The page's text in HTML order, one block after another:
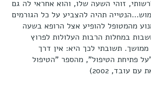
זוהי השעה שלו, והוא אחראי לה גם
תהיה להצביע על כל הגורמים
מהמטופל להופיע אצל הרופא בשעה
במחלות הרבות העלולות לפרוץ
ממושך. תשובתי לכך היא: אין דרך
פתיחת הטיפול", מהספר "הטיפול
עובד, 2002)